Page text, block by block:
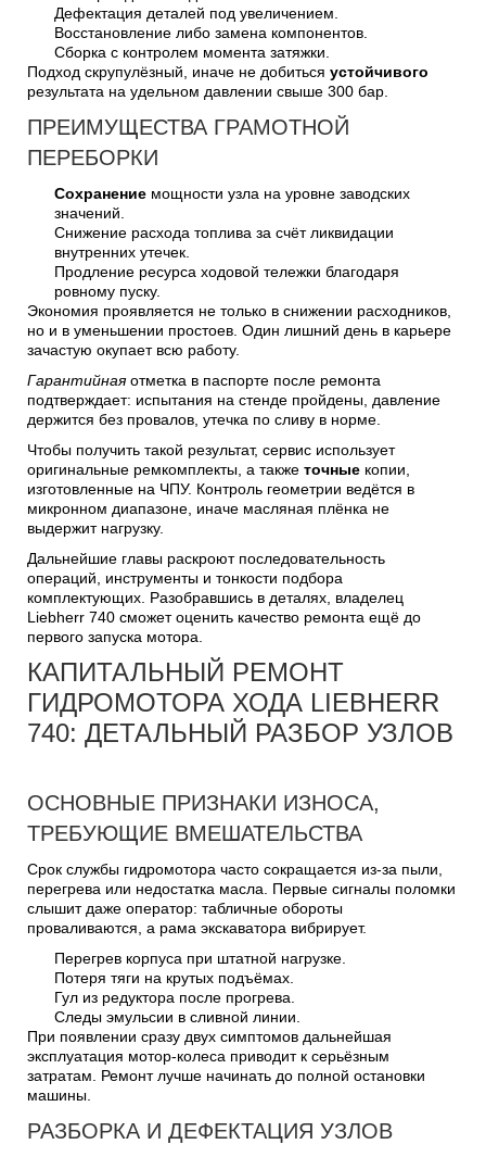
Дефектация деталей под увеличением.
Восстановление либо замена компонентов.
Сборка с контролем момента затяжки.
Подход скрупулёзный, иначе не добиться устойчивого
результата на удельном давлении свыше 300 бар.
ПРЕИМУЩЕСТВА ГРАМОТНОЙ
ПЕРЕБОРКИ
Сохранение мощности узла на уровне заводских
значений.
Снижение расхода топлива за счёт ликвидации
внутренних утечек.
Продление ресурса ходовой тележки благодаря
ровному пуску.
Экономия проявляется не только в снижении расходников,
но и в уменьшении простоев. Один лишний день в карьере
зачастую окупает всю работу.
Гарантийнаяотметка в паспорте после ремонта
подтверждает: испытания на стенде пройдены, давление
держится без провалов, утечка по сливу в норме.
Чтобы получить такой результат, сервис использует
оригинальные ремкомплекты, а также точные копии,
изготовленные на ЧПУ. Контроль геометрии ведётся в
микронном диапазоне, иначе масляная плёнка не
выдержит нагрузку.
Дальнейшие главы раскроют последовательность
операций, инструменты и тонкости подбора
комплектующих. Разобравшись в деталях, владелец
Liebherr 740 сможет оценить качество ремонта ещё до
первого запуска мотора.
КАПИТАЛЬНЫЙ РЕМОНТ
ГИДРОМОТОРА ХОДА LIEBHERR
740: ДЕТАЛЬНЫЙ РАЗБОР УЗЛОВ
ОСНОВНЫЕ ПРИЗНАКИ ИЗНОСА,
ТРЕБУЮЩИЕ ВМЕШАТЕЛЬСТВА
Срок службы гидромотора часто сокращается из-за пыли,
перегрева или недостатка масла. Первые сигналы поломки
слышит даже оператор: табличные обороты
проваливаются, а рама экскаватора вибрирует.
Перегрев корпуса при штатной нагрузке.
Потеря тяги на крутых подъёмах.
Гул из редуктора после прогрева.
Следы эмульсии в сливной линии.
При появлении сразу двух симптомов дальнейшая
эксплуатация мотор-колеса приводит к серьёзным
затратам. Ремонт лучше начинать до полной остановки
машины.
РАЗБОРКА И ДЕФЕКТАЦИЯ УЗЛОВ